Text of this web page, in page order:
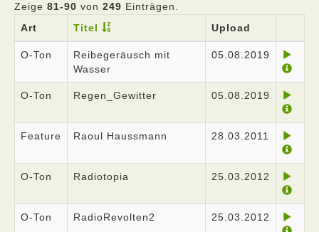
Zeige 81-90 von 249 Einträgen.
Art
Titel Upload
O-Ton
Reibegeräusch mit
Wasser
05.08.2019
O-Ton Regen_Gewitter 05.08.2019
Feature Raoul Haussmann 28.03.2011
O-Ton Radiotopia 25.03.2012
O-Ton RadioRevolten2 25.03.2012